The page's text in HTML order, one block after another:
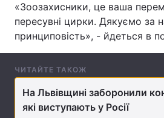
Головна
Економіка
«Зоозахисники, це ваша
пересувні цирки. Дякуємо за
принциповість», - йдеться в
ЧИТАЙТЕ ТАКОЖ
На Львівщині заборонили
які виступають у Росії